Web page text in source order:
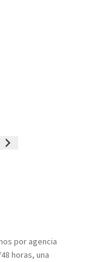
por agencia
horas, una